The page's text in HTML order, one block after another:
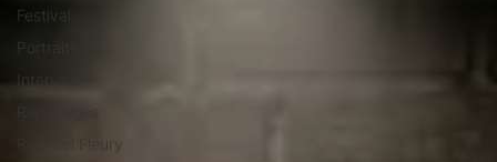
Festival
Portraits
Interview
Reportages
Raphael Fleury